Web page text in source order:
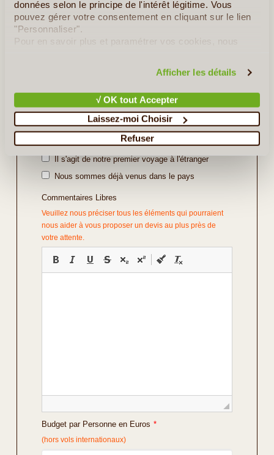
données selon le principe de l'intérêt légitime. Vous
pouvez gérer votre consentement en cliquant sur le lien
"Personnaliser".
Pour en savoir plus et paramétrer vos cookies, nous
Afficher les détails
√ OK tout Accepter
Laissez-moi Choisir
Refuser
Repas
Avec Voiture de Location
Divers
Il s'agit d'un voyage de noce
Il s'agit de notre premier voyage à l'étranger
Nous sommes déjà venus dans le pays
Commentaires Libres
Veuillez nous préciser tous les éléments qui pourraient
nous aider à vous proposer un devis au plus près de
votre attente.
Budget par Personne en Euros *
(hors vols internationaux)